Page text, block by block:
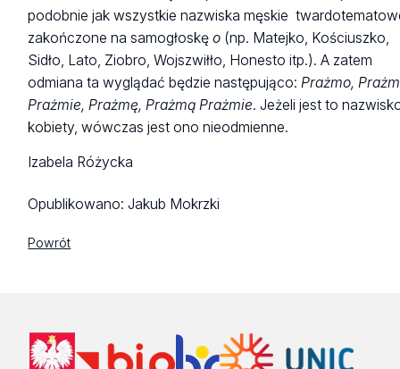
podobnie jak wszystkie nazwiska męskie
zakończone na samogłoskęo (np. Matejko, Kościuszko,
Sidło, Lato, Ziobro, Wojszwiłło, Honesto itp.). A zatem
odmiana ta wyglądać będzie następująco:Prażmo,
Prażmie, Prażmę, Prażmą Prażmie. Jeżeli jest to
kobiety, wówczas jest ono nieodmienne.
Izabela Różycka
Opublikowano:Jakub Mokrzki
Powrót